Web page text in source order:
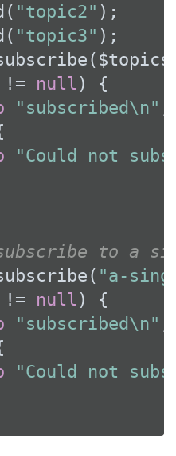
"topic2" );
"topic3" );
!= null ) {
"subscribed\n"
"Could not
to a
"a-
!= null ) {
"subscribed\n"
"Could not